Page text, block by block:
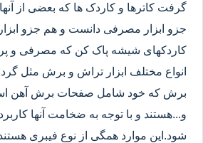
گرفت کاترها و کاردک ها که بعضی از
جزو ابزار مصرفی دانست و هم جزو
کاردکهای شیشه پاک کن که مصرفی و پر
انواع مختلف ابزار تراش و برش مثل
برش که خود شامل صفحات برش آهن
و...هستند و با توجه به ضخامت آنها
شود.این موارد همگی از نوع فیبری